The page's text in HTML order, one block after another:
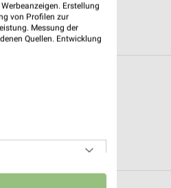
Erstellung
von Profilen zur
Messung der
Quellen. Entwicklung